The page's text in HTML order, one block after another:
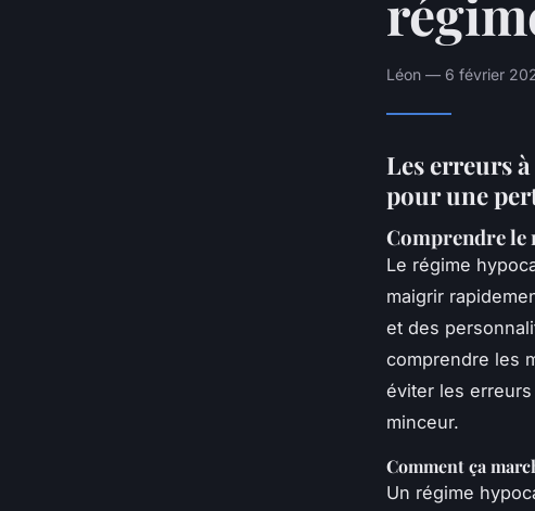
Léon — 6 février
Les erreurs
pour une
Comprendre le
Le régime
maigrir
et des
comprendre les
éviter les
minceur.
Comment ça
Un régime